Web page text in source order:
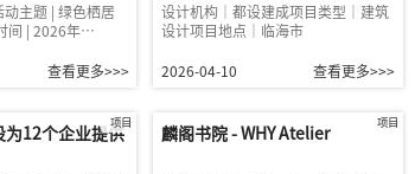
主题 | 绿色栖居
间 | 2026年…
查看更多>>>
念方案
设计机构｜都设建成项目类型｜建筑
设计项目地点｜临海市
2026-04-10 查看更多>>>
项目
为12个企业提供
项目
麟阁书院 - WHY Atelier